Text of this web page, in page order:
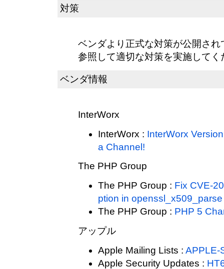
対策
ベンダより正式な対策が公開さ
参照して適切な対策を実施してく
ベンダ情報
InterWorx
InterWorx : InterWorx
a Channel!
The PHP Group
The PHP Group : Fix CVE-
ption in openssl_x509_parse
The PHP Group : PHP 5
アップル
Apple Mailing Lists : APPLE-
Apple Security Updates :